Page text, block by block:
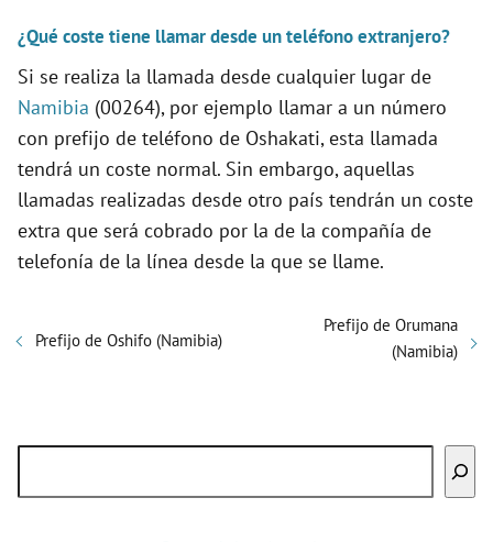
¿Qué coste tiene llamar desde un teléfono extranjero?
Si se realiza la llamada desde cualquier lugar de
Namibia (00264), por ejemplo llamar a un número
con prefijo de teléfono de Oshakati, esta llamada
tendrá un coste normal. Sin embargo, aquellas
llamadas realizadas desde otro país tendrán un coste
extra que será cobrado por la de la compañía de
telefonía de la línea desde la que se llame.
Prefijo de Oshifo (Namibia)
Prefijo de Orumana
(Namibia)